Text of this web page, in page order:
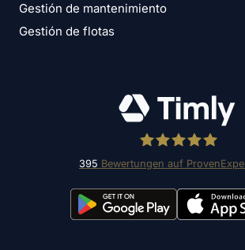
Gestión de mantenimiento
Gestión de flotas
Timly Software
395 Bewertungen auf